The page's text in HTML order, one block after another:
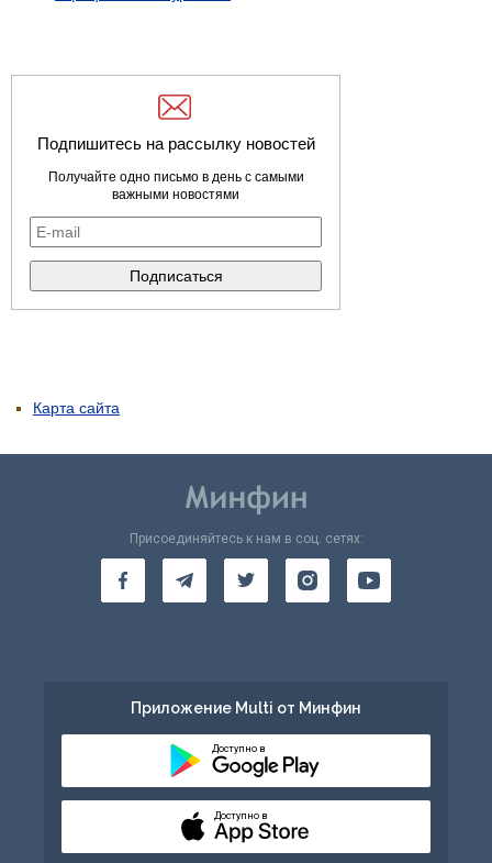
Подпишитесь на рассылку новостей
Получайте одно письмо в день с самыми
важными новостями
Карта сайта
Присоединяйтесь к нам в соц. сетях:
Приложение Multi от Минфин
Доступно в
Доступно в